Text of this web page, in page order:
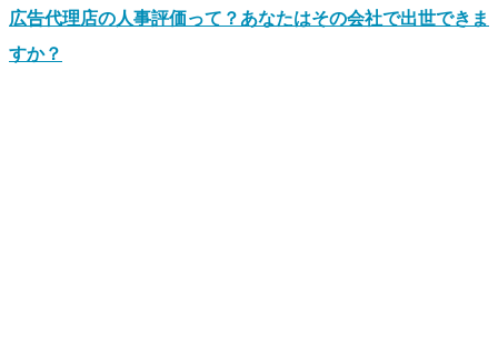
広告代理店の人事評価って？あなたはその会社で出世できま
すか？